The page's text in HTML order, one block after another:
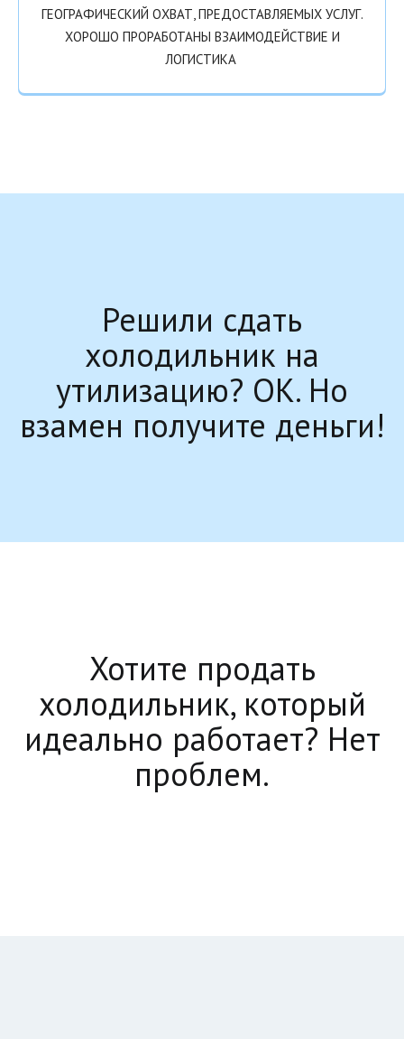
ГЕОГРАФИЧЕСКИЙ ОХВАТ, ПРЕДОСТАВЛЯЕМЫХ УСЛУГ.
ХОРОШО ПРОРАБОТАНЫ ВЗАИМОДЕЙСТВИЕ И
ЛОГИСТИКА
Решили сдать
холодильник на
утилизацию? ОК. Но
взамен получите деньги!
Хотите продать
холодильник, который
идеально работает? Нет
проблем.